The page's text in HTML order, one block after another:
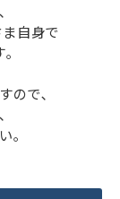
自身で
ので､
｡